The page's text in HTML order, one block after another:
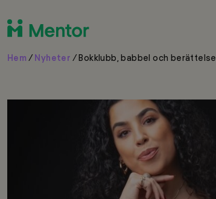
Hem /Nyheter /Bokklubb, babbel och berättelse